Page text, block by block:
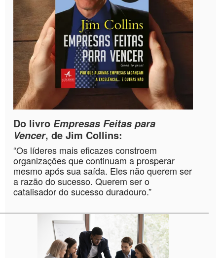
Do livro Empresas Feitas para
Vencer, de Jim Collins:
“Os líderes mais eficazes constroem
organizações que continuam a prosperar
mesmo após sua saída. Eles não querem ser
a razão do sucesso. Querem ser o
catalisador do sucesso duradouro.”